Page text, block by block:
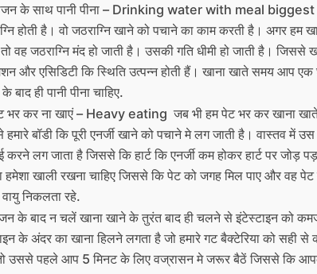
के साथ पानी पीना – Drinking water with meal
होती है। वो जठराग्नि खाने को पचाने का काम करती है। अगर हम
तो वह जठराग्नि मंद हो जाती है। उसकी गति धीमी हो जाती है।
और एसिडिटी कि स्थिति उत्पन्न होती हैं। खाना खाते समय
बाद ही पानी पीना चाहिए.
भर कर ना खाएं – Heavy eating जब भी हम पेट भर कर खाना खाते है
बॉडी कि पूरी एनर्जी खाने को पचाने मे लग जाती है। वास्तव में उस
करने लग जाता है जिससे कि हार्ट कि एनर्जी कम होकर हार्ट पर
हमेशा खाली रखना चाहिए जिससे कि पेट को जगह मिल पाए और
निकलता रहे.
के बाद न चलें खाना खाने के तुरंत बाद ही चलने से इंटेस्टाइन को
के अंदर का खाना हिलने लगता है जो हमारे गट बैक्टेरिया को सही
उससे पहले आप 5 मिनट के लिए वज्रासन मे जरूर बैठें जिससे कि